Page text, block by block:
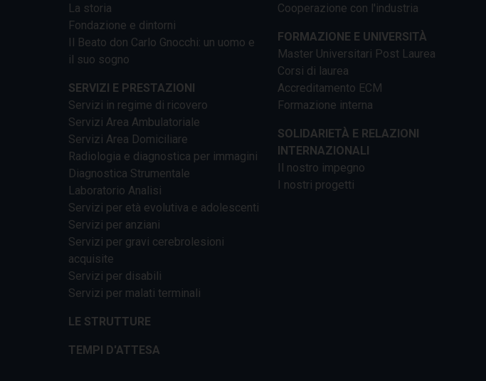
La storia
Fondazione e dintorni
Il Beato don Carlo Gnocchi: un uomo e
il suo sogno
SERVIZI E PRESTAZIONI
Servizi in regime di ricovero
Servizi Area Ambulatoriale
Servizi Area Domiciliare
Radiologia e diagnostica per immagini
Diagnostica Strumentale
Laboratorio Analisi
Servizi per età evolutiva e adolescenti
Servizi per anziani
Servizi per gravi cerebrolesioni
acquisite
Servizi per disabili
Servizi per malati terminali
LE STRUTTURE
TEMPI D'ATTESA
Cooperazione con l'industria
FORMAZIONE E UNIVERSITÀ
Master Universitari Post Laurea
Corsi di laurea
Accreditamento ECM
Formazione interna
SOLIDARIETÀ E RELAZIONI
INTERNAZIONALI
Il nostro impegno
I nostri progetti